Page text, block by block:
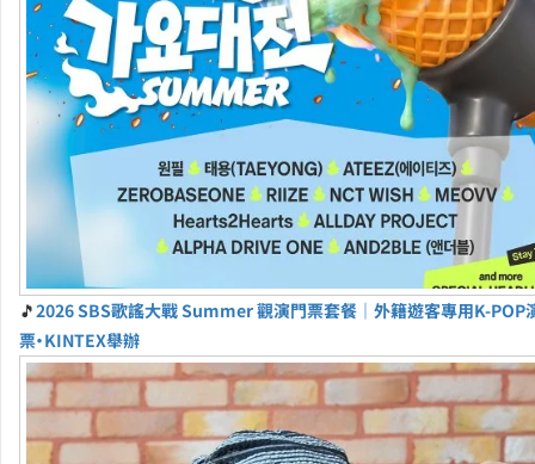
🎵2026 SBS歌謠大戰 Summer 觀演門票套餐｜外籍遊客專用K-POP
票・KINTEX舉辦